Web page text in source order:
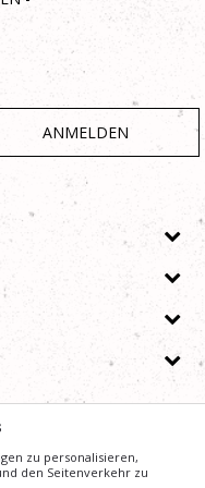
ANMELDEN
Anzeige von Bildern und
Wir können jedoch nicht
zu personalisieren,
den Seitenverkehr zu